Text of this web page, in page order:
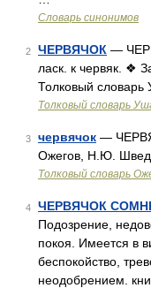
Словарь синонимов
2 ЧЕРВЯЧОК —
ласк. к червяк. ❖
Толковый
Толковый словарь
3 червячок —
Ожегов, Н.Ю.
Толковый словарь
4 ЧЕРВЯЧОК
Подозрение,
покоя. Имеется в
беспокойство,
неодобрением.